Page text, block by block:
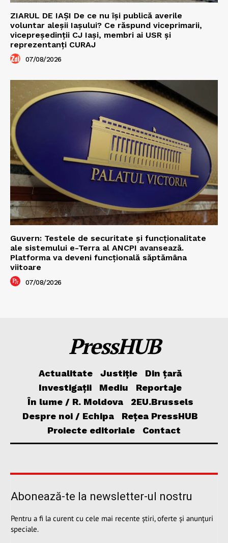
ZIARUL DE IAȘI De ce nu își publică averile
voluntar aleșii Iașului? Ce răspund viceprimarii,
vicepreședinții CJ Iași, membri ai USR și
reprezentanți CURAJ
07/08/2026
Guvern: Testele de securitate și funcționalitate
ale sistemului e-Terra al ANCPI avansează.
Platforma va deveni funcțională săptămâna
viitoare
07/08/2026
PressHUB
Actualitate Justiție
Din țară
Investigații
Mediu
Reportaje
În lume / R. Moldova
2EU.Brussels
Despre noi / Echipa
Rețea PressHUB
Proiecte editoriale
Contact
Abonează-te la newsletter-ul nostru
Pentru a fi la curent cu cele mai recente știri, oferte și anunțuri
speciale.